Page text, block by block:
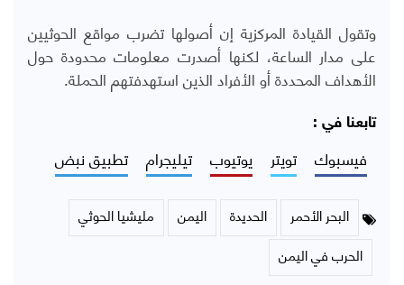
وتقول القيادة المركزية إن أصولها تضرب مواقع الحوثيين
على مدار الساعة، لكنها أصدرت معلومات محدودة حول
الأهداف المحددة أو الأفراد الذين استهدفتهم الحملة.
تابعنا في :
فيسبوك تويتر يوتيوب تيليجرام تطبيق نبض
البحر الأحمر الحديدة اليمن
مليشيا الحوثي
الحرب في اليمن